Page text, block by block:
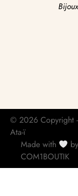
© 2026 Copyright
Ata-ï
Made with
by
COM1BOUTIK